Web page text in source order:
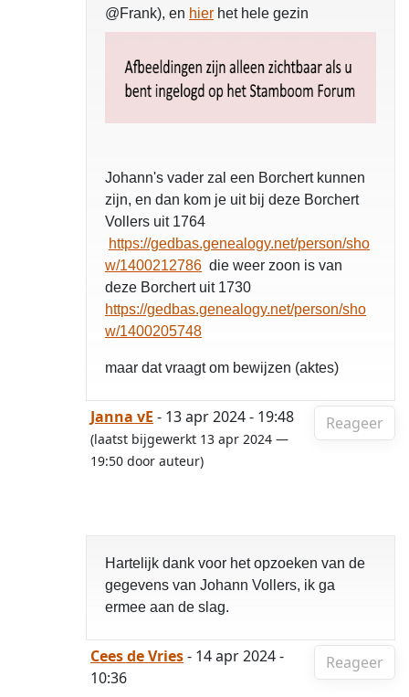
@Frank), en hier het hele gezin
Johann's vader zal een Borchert kunnen
zijn, en dan kom je uit bij deze Borchert
Vollers uit 1764
https://gedbas.genealogy.net/person/sho
w/1400212786 die weer zoon is van
deze Borchert uit 1730
https://gedbas.genealogy.net/person/sho
w/1400205748
maar dat vraagt om bewijzen (aktes)
Reageer
Janna vE - 13 apr 2024 - 19:48
(laatst bijgewerkt 13 apr 2024 —
19:50 door auteur)
Hartelijk dank voor het opzoeken van de
gegevens van Johann Vollers, ik ga
ermee aan de slag.
Reageer
Cees de Vries- 14 apr 2024 -
10:36